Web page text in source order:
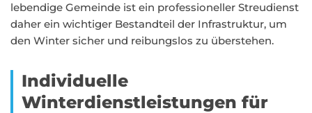
lebendige Gemeinde ist ein professioneller Streudienst
daher ein wichtiger Bestandteil der Infrastruktur, um
den Winter sicher und reibungslos zu überstehen.
Individuelle
Winterdienstleistungen für